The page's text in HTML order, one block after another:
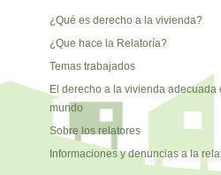
¿Qué es derecho a la vivienda?
¿Que hace la Relatoría?
Temas trabajados
El derecho a la vivienda adecuada
mundo
Sobre los relatores
Informaciones y denuncias a la